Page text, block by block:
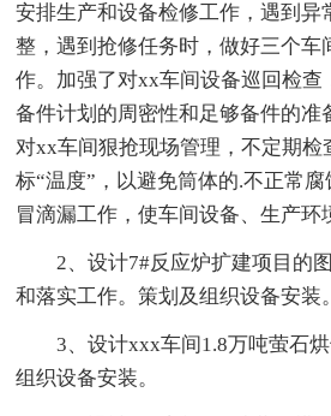
安排生产和设备检修工作，遇到异
整，遇到抢修任务时，做好三个车
作。加强了对xx车间设备巡回检查
备件计划的周密性和足够备件的准
对xx车间狠抢现场管理，不定期检
标“温度”，以避免筒体的.不正常
冒滴漏工作，使车间设备、生产环
2、设计7#反应炉扩建项目的
和落实工作。策划及组织设备安装。
3、设计xxx车间1.8万吨萤石
组织设备安装。